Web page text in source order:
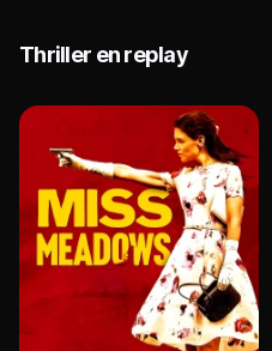
Thriller en replay